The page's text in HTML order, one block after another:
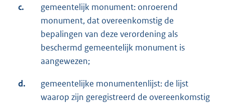
c.
gemeentelijk monument: onroerend
monument, dat overeenkomstig de
bepalingen van deze verordening als
beschermd gemeentelijk monument is
aangewezen;
d.
gemeentelijke monumentenlijst: de lijst
waarop zijn geregistreerd de overeenkomstig